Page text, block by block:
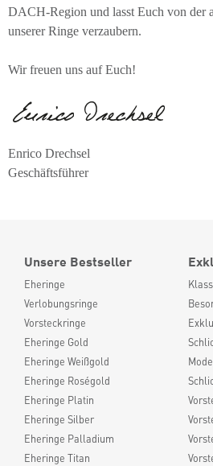
DACH-Region und lasst Euch von der
unserer Ringe verzaubern.
Wir freuen uns auf Euch!
Enrico Drechsel
Geschäftsführer
Unsere Bestseller
Eheringe
Verlobungsringe
Vorsteckringe
Eheringe Gold
Eheringe Weißgold
Eheringe Roségold
Eheringe Platin
Eheringe Silber
Eheringe Palladium
Eheringe Titan